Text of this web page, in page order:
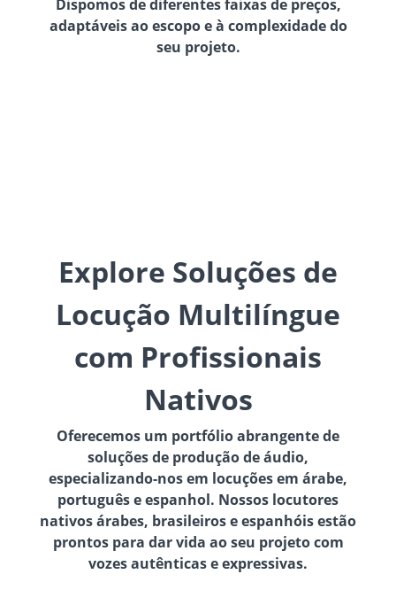
Dispomos de diferentes faixas de preços,
adaptáveis ao escopo e à complexidade do
seu projeto.
Explore Soluções de
Locução Multilíngue
com Profissionais
Nativos
Oferecemos um portfólio abrangente de
soluções de produção de áudio,
especializando-nos em locuções em árabe,
português e espanhol. Nossos locutores
nativos árabes, brasileiros e espanhóis estão
prontos para dar vida ao seu projeto com
vozes autênticas e expressivas.